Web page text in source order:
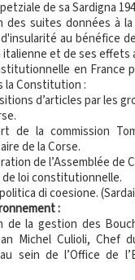
de sa Sardigna
des suites données à
au bénéfice
et de ses effets
en France
la Constitution :
d’articles par les
de la commission
de la Corse.
de l’Assemblée de
loi constitutionnelle.
di coesione.
:
de la gestion des
Michel Culioli, Chef
sein de l’Office de